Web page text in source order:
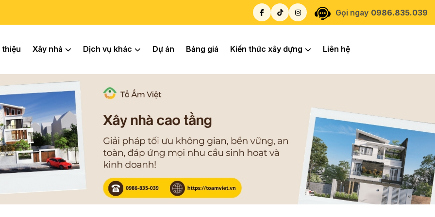
Gọi ngay 0986.835.039
thiệu Xây nhà Dịch vụ khác Dự án Bảng giá Kiến thức xây dựng Liên hệ